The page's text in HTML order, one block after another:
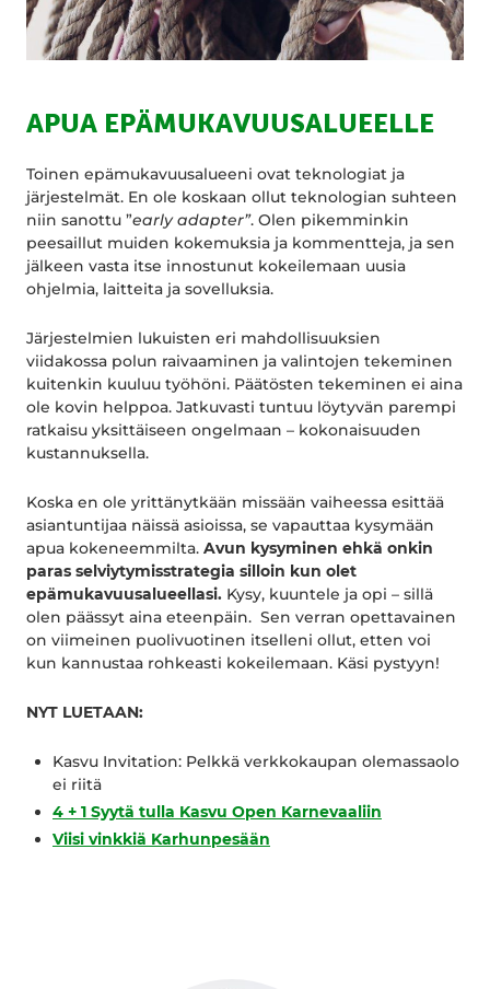
APUA EPÄMUKAVUUSALUEELLE
Toinen epämukavuusalueeni ovat teknologiat ja
järjestelmät. En ole koskaan ollut teknologian suhteen
niin sanottu ”early adapter”. Olen pikemminkin
peesaillut muiden kokemuksia ja kommentteja, ja sen
jälkeen vasta itse innostunut kokeilemaan uusia
ohjelmia, laitteita ja sovelluksia.
Järjestelmien lukuisten eri mahdollisuuksien
viidakossa polun raivaaminen ja valintojen tekeminen
kuitenkin kuuluu työhöni. Päätösten tekeminen ei aina
ole kovin helppoa. Jatkuvasti tuntuu löytyvän parempi
ratkaisu yksittäiseen ongelmaan – kokonaisuuden
kustannuksella.
Koska en ole yrittänytkään missään vaiheessa esittää
asiantuntijaa näissä asioissa, se vapauttaa kysymään
apua kokeneemmilta. Avun kysyminen ehkä onkin
paras selviytymisstrategia silloin kun olet
epämukavuusalueellasi. Kysy, kuuntele ja opi – sillä
olen päässyt aina eteenpäin. Sen verran opettavainen
on viimeinen puolivuotinen itselleni ollut, etten voi
kun kannustaa rohkeasti kokeilemaan. Käsi pystyyn!
NYT LUETAAN:
Kasvu Invitation: Pelkkä verkkokaupan olemassaolo
ei riitä
4 + 1 Syytä tulla Kasvu Open Karnevaaliin
Viisi vinkkiä Karhunpesään